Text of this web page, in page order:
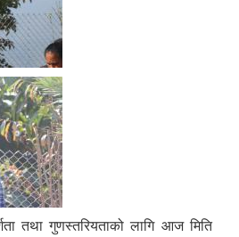
तथा गुणस्तरियताको लागि आज मिति